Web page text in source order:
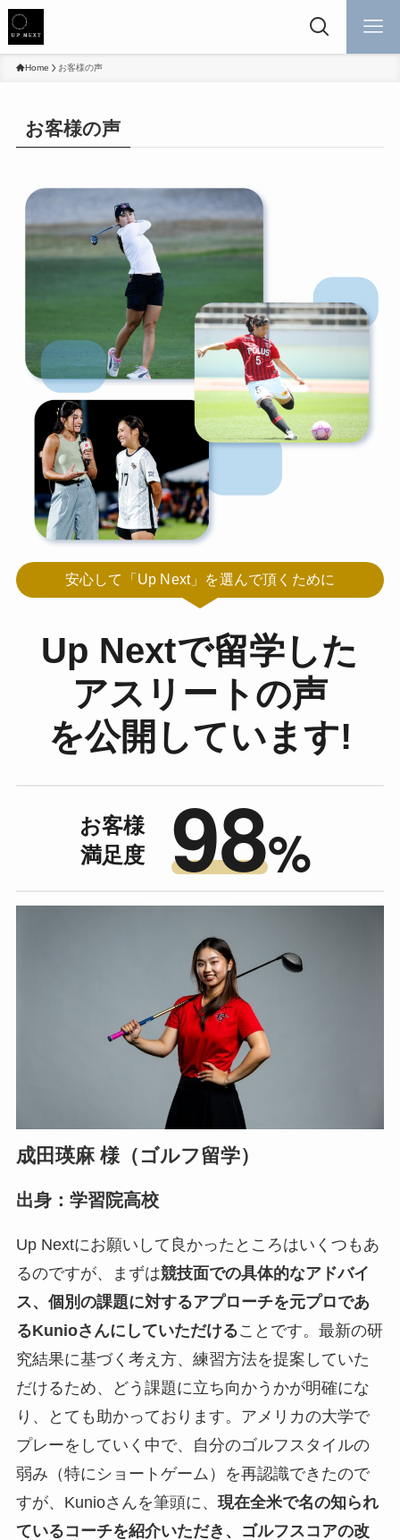
Home お客様の声
お客様の声
安心して「Up Next」を選んで頂くために
Up Nextで留学した
アスリートの声
を公開しています!
お客様
満足度
98%
成田瑛麻 様（ゴルフ留学）
出身：学習院高校
Up Nextにお願いして良かったところはいくつもあ
るのですが、まずは競技面での具体的なアドバイ
ス、個別の課題に対するアプローチを元プロであ
るKunioさんにしていただけることです。最新の研
究結果に基づく考え方、練習方法を提案していた
だけるため、どう課題に立ち向かうかが明確にな
り、とても助かっております。アメリカの大学で
プレーをしていく中で、自分のゴルフスタイルの
弱み（特にショートゲーム）を再認識できたので
すが、Kunioさんを筆頭に、 現在全米で名の知られ
ているコーチを紹介いただき、ゴルフスコアの改